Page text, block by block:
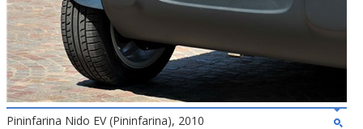
Pininfarina Nido EV (Pininfarina), 2010